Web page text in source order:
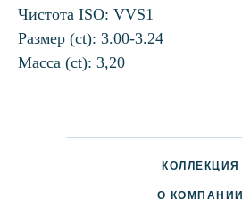
Чистота ISO: VVS1
Размер (ct): 3.00-3.24
Масса (ct): 3,20
КОЛЛЕКЦИЯ
О КОМПАНИИ